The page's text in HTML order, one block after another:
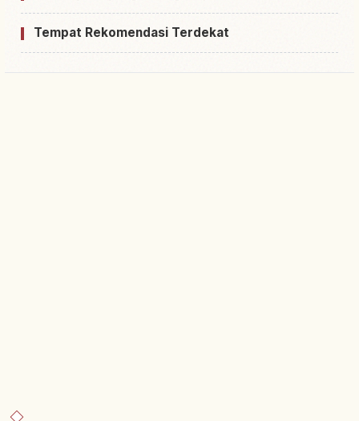
Tempat Rekomendasi Terdekat